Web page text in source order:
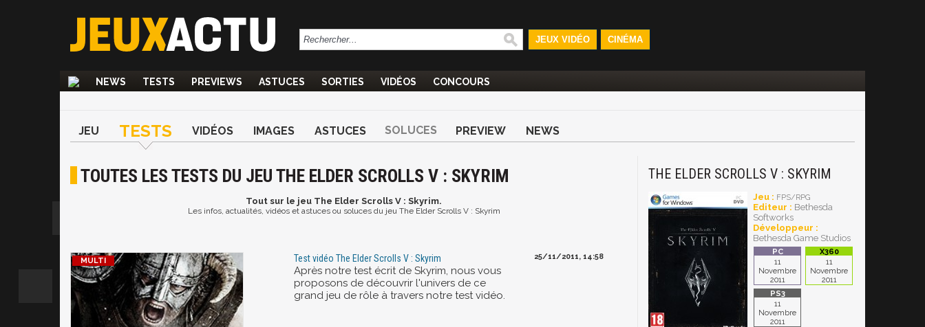
JEUX VIDÉO CINÉMA
NEWS TESTS PREVIEWS ASTUCES SORTIES VIDÉOS CONCOURS
JEU TESTS VIDÉOS IMAGES ASTUCES SOLUCES PREVIEW NEWS
TOUTES LES TESTS DU JEU THE ELDER SCROLLS V : SKYRIM
Tout sur le jeu The Elder Scrolls V : Skyrim.
Les infos, actualités, vidéos et astuces ou soluces du jeu The Elder Scrolls V : Skyrim
Test vidéo The Elder Scrolls V : Skyrim
Après notre test écrit de Skyrim, nous vous
proposons de découvrir l'univers de ce
grand jeu de rôle à travers notre test vidéo.
25/11/2011, 14:58
THE ELDER SCROLLS V : SKYRIM
Jeu : FPS/RPG
Editeur : Bethesda
Softworks
Développeur :
Bethesda Game Studios
11
Novembre
2011
11
Novembre
2011
11
Novembre
2011